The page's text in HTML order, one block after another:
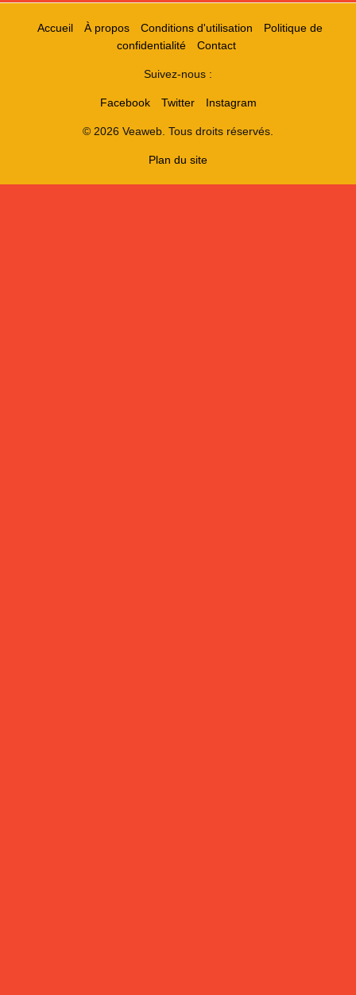
Accueil À propos Conditions d'utilisation
Politique de
confidentialité
Contact
Suivez-nous :
Facebook Twitter Instagram
© 2026 Veaweb. Tous droits réservés.
Plan du site